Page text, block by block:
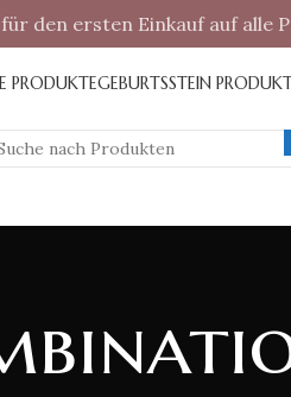
den ersten Einkauf auf alle
PRODUKTEGEBURTSSTEIN